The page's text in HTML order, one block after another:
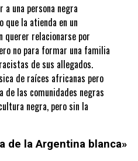
a una persona negra
que la atienda en un
querer relacionarse por
no para formar una familia
de sus allegados.
de raíces africanas pero
de las comunidades negras
negra, pero sin la
de la Argentina blanca»